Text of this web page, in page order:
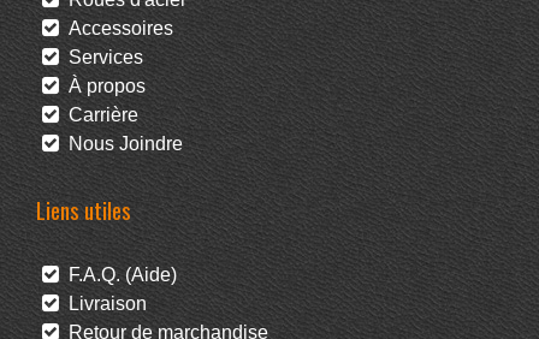
Accessoires
Services
À propos
Carrière
Nous Joindre
Liens utiles
F.A.Q. (Aide)
Livraison
Retour de marchandise